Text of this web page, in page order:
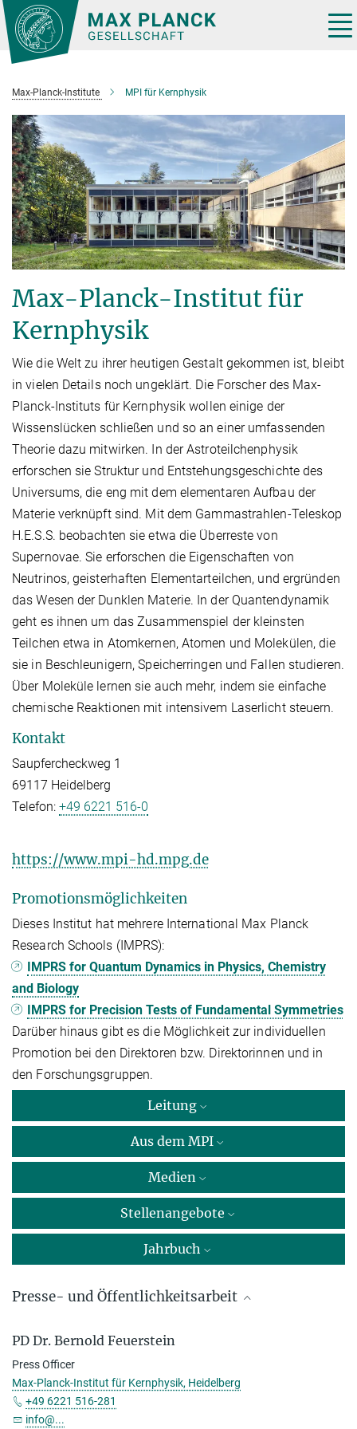
Hauptinhalt
Max-Planck-Institute MPI für Kernphysik
Max-Planck-Institut für
Kernphysik
Wie die Welt zu ihrer heutigen Gestalt gekommen ist, bleibt
in vielen Details noch ungeklärt. Die Forscher des Max-
Planck-Instituts für Kernphysik wollen einige der
Wissenslücken schließen und so an einer umfassenden
Theorie dazu mitwirken. In der Astroteilchenphysik
erforschen sie Struktur und Entstehungsgeschichte des
Universums, die eng mit dem elementaren Aufbau der
Materie verknüpft sind. Mit dem Gammastrahlen-Teleskop
H.E.S.S. beobachten sie etwa die Überreste von
Supernovae. Sie erforschen die Eigenschaften von
Neutrinos, geisterhaften Elementarteilchen, und ergründen
das Wesen der Dunklen Materie. In der Quantendynamik
geht es ihnen um das Zusammenspiel der kleinsten
Teilchen etwa in Atomkernen, Atomen und Molekülen, die
sie in Beschleunigern, Speicherringen und Fallen studieren.
Über Moleküle lernen sie auch mehr, indem sie einfache
chemische Reaktionen mit intensivem Laserlicht steuern.
Kontakt
Saupfercheckweg 1
69117 Heidelberg
Telefon: +49 6221 516-0
https://www.mpi-hd.mpg.de
Promotionsmöglichkeiten
Dieses Institut hat mehrere International Max Planck
Research Schools (IMPRS):
IMPRS for Quantum Dynamics in Physics, Chemistry
and Biology
IMPRS for Precision Tests of Fundamental Symmetries
Darüber hinaus gibt es die Möglichkeit zur individuellen
Promotion bei den Direktoren bzw. Direktorinnen und in
den Forschungsgruppen.
Leitung
Aus dem MPI
Medien
Stellenangebote
Jahrbuch
Presse- und Öffentlichkeitsarbeit
Dr. Renate Hubele
Max-Planck-Institut für Kernphysik, Heidelberg
+49 6221 516-651
info@...
PD Dr. Bernold Feuerstein
Press Officer
Max-Planck-Institut für Kernphysik, Heidelberg
+49 6221 516-281
info@...